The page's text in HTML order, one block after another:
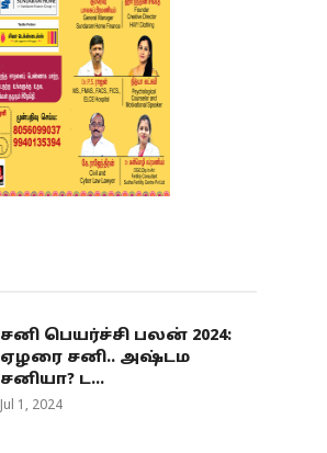
சனி பெயர்ச்சி பலன் 2024:
ஏழரை சனி.. அஷ்டம
சனியா? ட...
Jul 1, 2024